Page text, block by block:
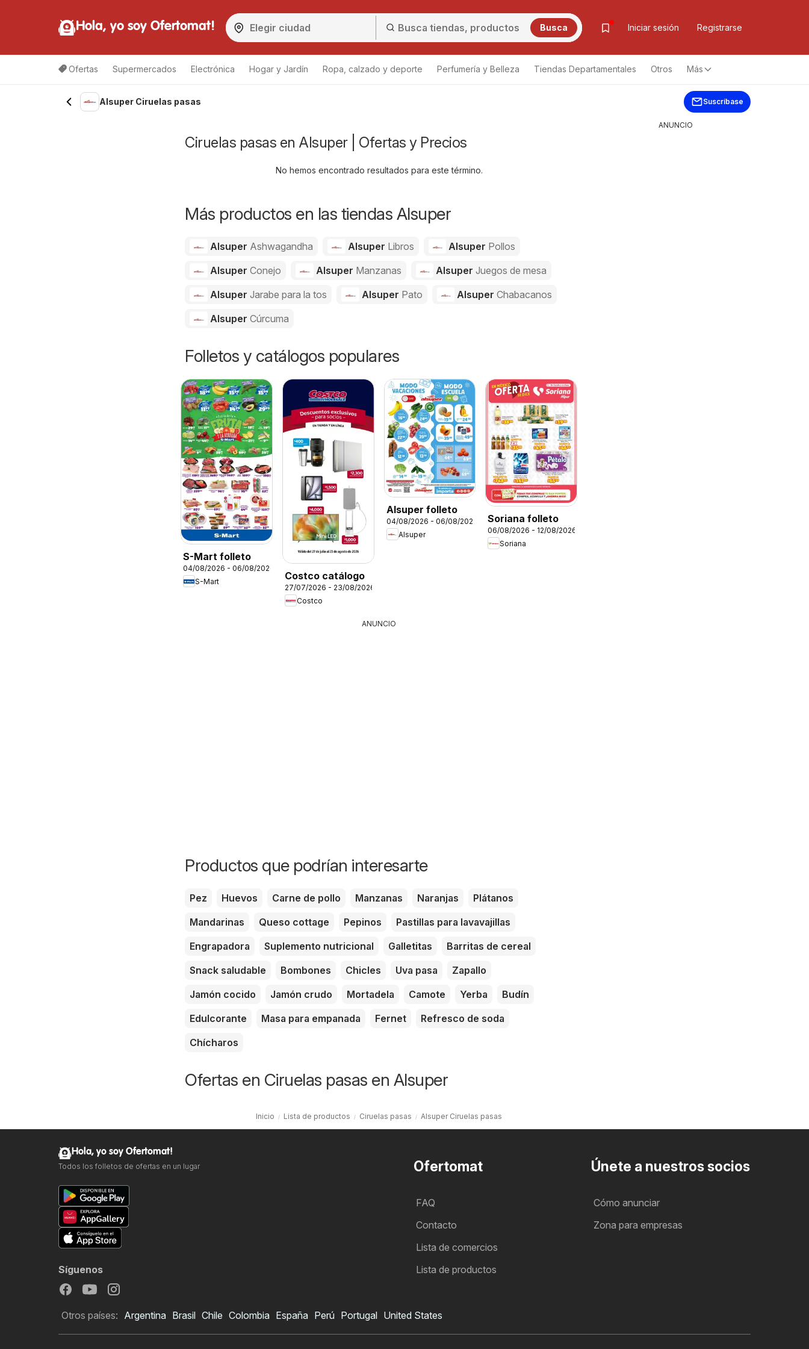
Hola, yo soy Ofertomat! Busca Iniciar sesión Registrarse
Ofertas Supermercados Electrónica Hogar y Jardín Ropa, calzado y deporte Perfumería y Belleza Tiendas Departamentales Otros Más
Alsuper Ciruelas pasas Suscríbase
Ciruelas pasas en Alsuper | Ofertas y Precios
No hemos encontrado resultados para este término.
Más productos en las tiendas Alsuper
Alsuper Ashwagandha Alsuper Libros Alsuper Pollos
Alsuper Conejo Alsuper Manzanas AlsuperJuegos de mesa
Alsuper Jarabe para la tos Alsuper Pato AlsuperChabacanos
Alsuper Cúrcuma
Folletos y catálogos populares
S-Mart folleto
04/08/2026 - 06/08/2026
S-Mart
Costco catálogo
27/07/2026 - 23/08/2026
Costco
Alsuper folleto
04/08/2026 - 06/08/2026
Alsuper
Soriana folleto
06/08/2026 - 12/08/2026
Soriana
ANUNCIO
Productos que podrían interesarte
Pez Huevos Carne de pollo Manzanas Naranjas
Plátanos
Mandarinas
Queso cottage Pepinos
Pastillas para lavavajillas
Engrapadora
Suplemento nutricional Galletitas
Barritas de cereal
Snack saludable
Bombones Chicles Uva pasa
Zapallo
Jamón cocido
Jamón crudo Mortadela Camote Yerba
Budín
Edulcorante
Masa para empanada Fernet
Refresco de soda
Chícharos
Ofertas en Ciruelas pasas en Alsuper
Inicio Lista de productos Ciruelas pasas Alsuper Ciruelas pasas
ANUNCIO
Ofertomat
FAQ
Contacto
Lista de comercios
Lista de productos
Únete a nuestros socios
Cómo anunciar
Zona para empresas
Hola, yo soy Ofertomat!
Todos los folletos de ofertas en un lugar
Síguenos
Otros países: Argentina Brasil Chile Colombia España Perú Portugal United States